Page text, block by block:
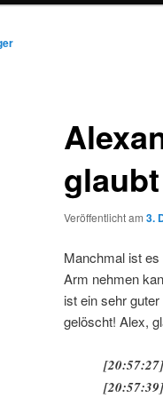
Veröffentlicht am 3.
Manchmal ist
Arm nehmen
ist ein sehr
gelöscht! Alex,